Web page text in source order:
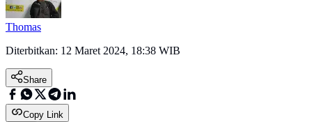
Thomas
Diterbitkan: 12 Maret 2024, 18:38 WIB
Share
Copy Link